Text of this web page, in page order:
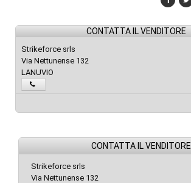
CONTATTA IL VENDITORE
Strikeforce srls
Via Nettunense 132
LANUVIO
CONTATTA IL VENDITORE
Strikeforce srls
Via Nettunense 132